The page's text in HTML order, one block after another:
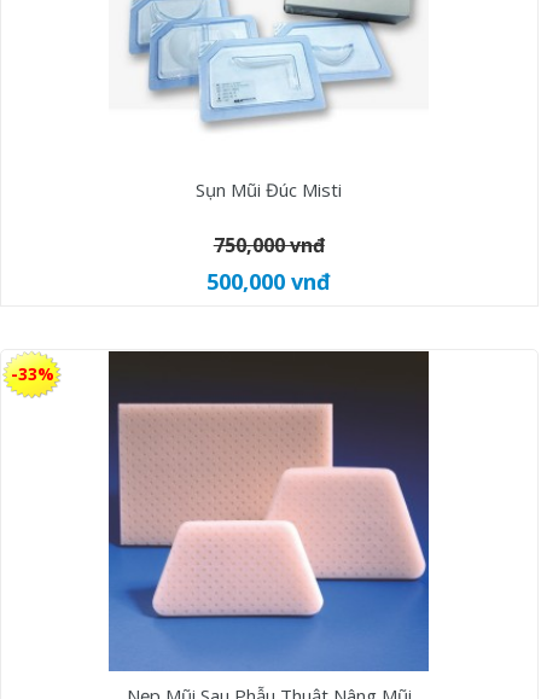
Sụn Mũi Đúc Misti
750,000 vnđ
500,000 vnđ
-33%